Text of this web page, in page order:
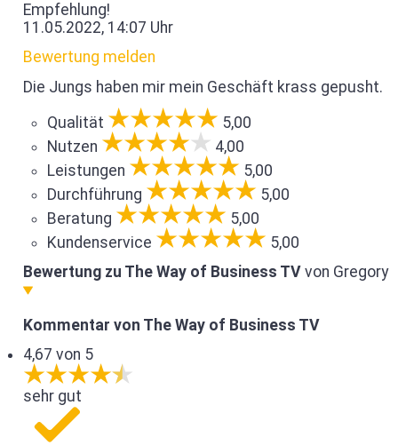
Empfehlung!
11.05.2022, 14:07 Uhr
Bewertung melden
Die Jungs haben mir mein Geschäft krass gepusht.
Qualität
5,00
Nutzen
4,00
Leistungen
5,00
Durchführung
5,00
Beratung
5,00
Kundenservice
5,00
Bewertung zu The Way of Business TVvon Gregory
Kommentar von The Way of Business TV
4,67 von 5
sehr gut